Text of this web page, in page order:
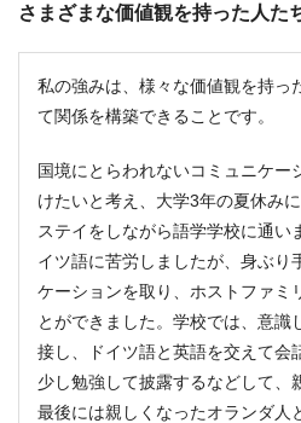
さまざまな価値観を持った人た
私の強みは、様々な価値観を持っ
て関係を構築できることです。
国境にとらわれないコミュニケー
けたいと考え、大学3年の夏休み
ステイをしながら語学学校に通い
イツ語に苦労しましたが、身ぶり
ケーションを取り、ホストファミ
とができました。学校では、意識
接し、ドイツ語と英語を交えて会
少し勉強して披露するなどして、
最後には親しくなったオランダ人